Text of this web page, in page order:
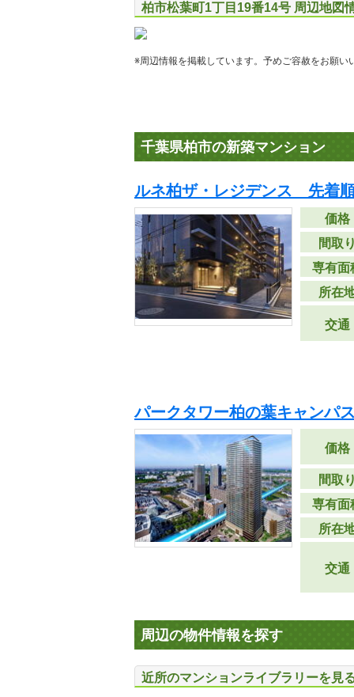
柏市松葉町1丁目19番14号 周辺地図
※周辺情報を掲載しています。予めご容赦をお願い
千葉県柏市の新築マンション
ルネ柏ザ・レジデンス 先着
価格
間取
専有面
所在
交通
パークタワー柏の葉キャンパ
価格
間取
専有面
所在
交通
周辺の物件情報を探す
近所のマンションライブラリーを見